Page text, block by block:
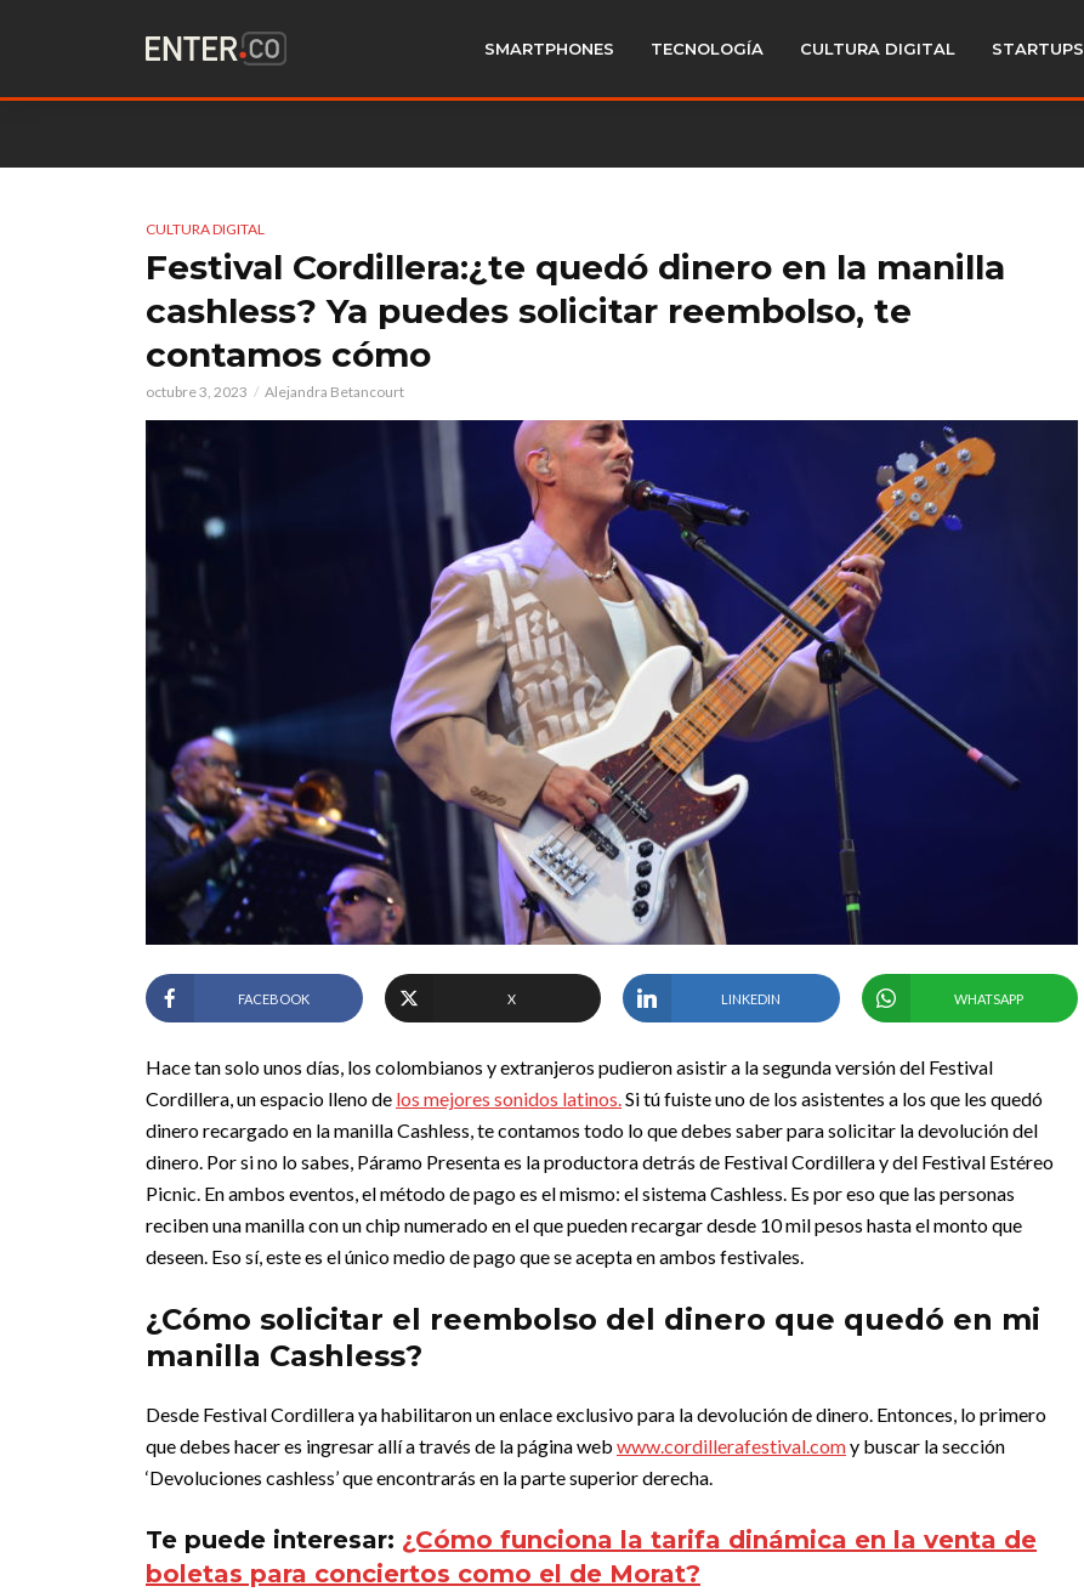
SMARTPHONES TECNOLOGÍA CULTURA DIGITAL STARTUPS
CULTURA DIGITAL
Festival Cordillera:¿te quedó dinero en la manilla
cashless? Ya puedes solicitar reembolso, te
contamos cómo
octubre 3, 2023 Alejandra Betancourt
FACEBOOK X LINKEDIN WHATSAPP
Hace tan solo unos días, los colombianos y extranjeros pudieron asistir a la segunda versión del Festival
Cordillera, un espacio lleno de los mejores sonidos latinos.Si tú fuiste uno de los asistentes a los que les quedó
dinero recargado en la manilla Cashless, te contamos todo lo que debes saber para solicitar la devolución del
dinero. Por si no lo sabes, Páramo Presenta es la productora detrás de Festival Cordillera y del Festival Estéreo
Picnic. En ambos eventos, el método de pago es el mismo: el sistema Cashless. Es por eso que las personas
reciben una manilla con un chip numerado en el que pueden recargar desde 10 mil pesos hasta el monto que
deseen. Eso sí, este es el único medio de pago que se acepta en ambos festivales.
¿Cómo solicitar el reembolso del dinero que quedó en mi
manilla Cashless?
Desde Festival Cordillera ya habilitaron un enlace exclusivo para la devolución de dinero. Entonces, lo primero
que debes hacer es ingresar allí a través de la página web www.cordillerafestival.comy buscar la sección
‘Devoluciones cashless’ que encontrarás en la parte superior derecha.
Te puede interesar: ¿Cómo funciona la tarifa dinámica en la venta de
boletas para conciertos como el de Morat?